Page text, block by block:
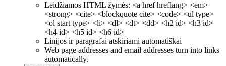
Leidžiamos HTML žymės: <a href hreflang> <em>
<strong> <cite> <blockquote cite> <code> <ul type>
<ol start type> <li> <dl> <dt> <dd> <h2 id> <h3 id>
<h4 id> <h5 id> <h6 id>
Linijos ir paragrafai atskiriami automatiškai
Web page addresses and email addresses turn into links
automatically.